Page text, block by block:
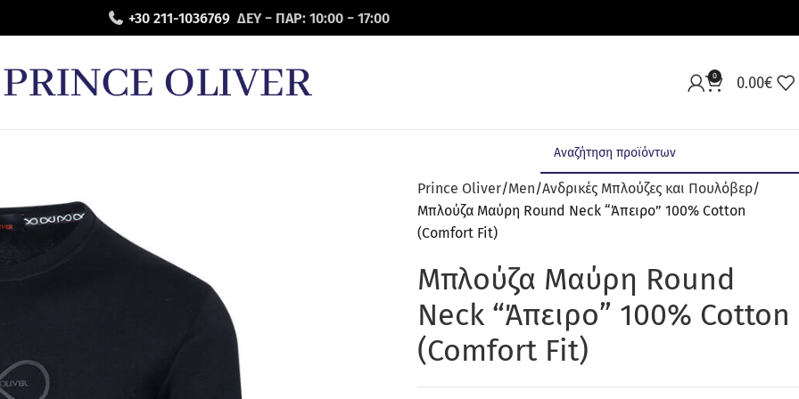
+30 211-1036769 ΔΕΥ − ΠΑΡ: 10:00 − 17:00
0 0.00€
Prince Oliver Men Ανδρικές Μπλούζες και Πουλόβερ
Μπλούζα Μαύρη Round Neck “Άπειρο” 100% Cotton
(Comfort Fit)
Μπλούζα Μαύρη Round
Neck “Άπειρο” 100% Cotton
(Comfort Fit)